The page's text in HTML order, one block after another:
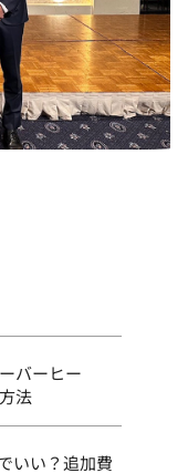
バーヒー
法
いい？追加費